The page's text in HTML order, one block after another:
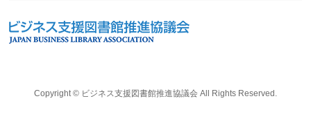
Copyright © ビジネス支援図書館推進協議会All Rights Reserved.